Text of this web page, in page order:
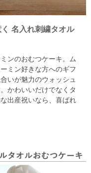
名入れ刺繍タオル
ンのおむつケーキ。 ム
ミン好きな方へのギフ
いが魅力のウォッシュ
かわいいだけでなくタ
出産祝いなら、喜ばれ